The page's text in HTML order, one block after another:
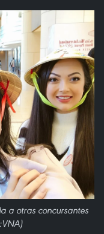
a otras concursantes